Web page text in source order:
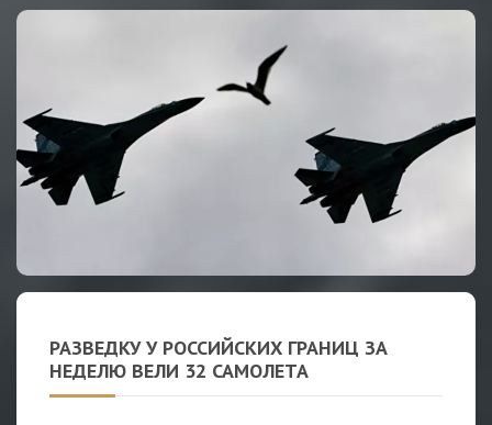
РАЗВЕДКУ У РОССИЙСКИХ ГРАНИЦ ЗА
НЕДЕЛЮ ВЕЛИ 32 САМОЛЕТА